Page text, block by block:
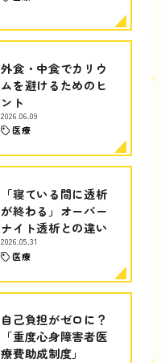
外食・中食でカリウ
ムを避けるためのヒ
ント
2026.06.09
医療
「寝ている間に透析
が終わる」オーバー
ナイト透析との違い
2026.05.31
医療
自己負担がゼロに？
「重度心身障害者医
療費助成制度」